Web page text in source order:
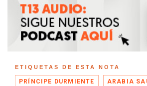
ETIQUETAS DE ESTA NOTA
PRÍNCIPE DURMIENTE ARABIA